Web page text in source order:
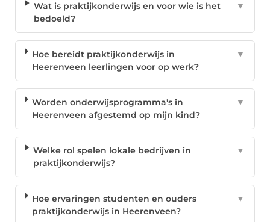
Wat is praktijkonderwijs en voor wie is het
bedoeld?
▼
Hoe bereidt praktijkonderwijs in
Heerenveen leerlingen voor op werk?
▼
Worden onderwijsprogramma's in
Heerenveen afgestemd op mijn kind?
▼
Welke rol spelen lokale bedrijven in
praktijkonderwijs?
▼
Hoe ervaringen studenten en ouders
praktijkonderwijs in Heerenveen?
▼